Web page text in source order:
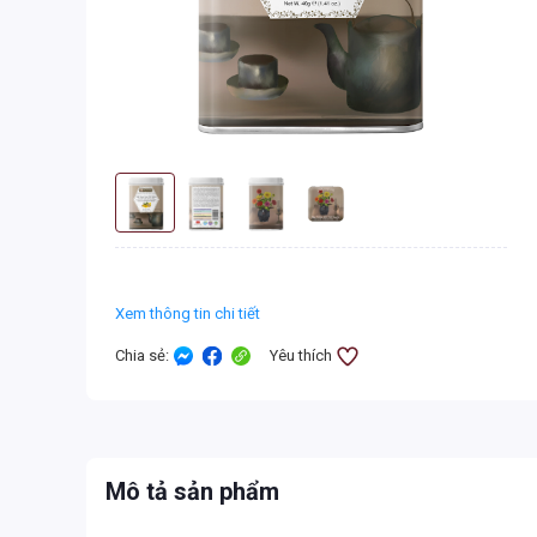
Xem thông tin chi tiết
Chia sẻ: Yêu thích
Mô tả sản phẩm